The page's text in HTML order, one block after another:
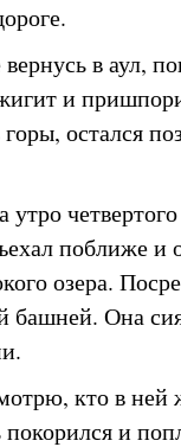
в аул,
и
остался
поближе и
озера.
башней. Она
кто в
и